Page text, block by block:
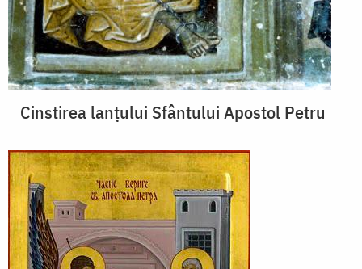
Cinstirea lanțului Sfântului Apostol Petru